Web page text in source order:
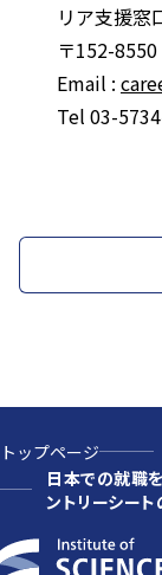
リア支援窓
〒152-
Email :
Tel 03-
トップページ
日本での就職
ントリーシート